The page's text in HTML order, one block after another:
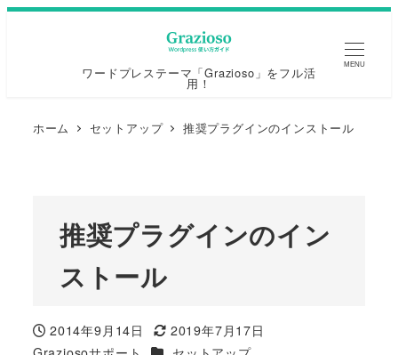
ワードプレステーマ「Grazioso」をフル活
用！
MENU
ホーム セットアップ 推奨プラグインのインストール
推奨プラグインのイン
ストール
投稿日
2014年9月14日
更新日
2019年7月17日
カテゴリー